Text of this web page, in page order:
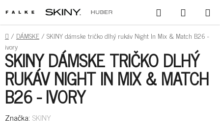
NA
OBSAH
HĽADAŤ
KOŠÍK
DOMOV
/ DÁMSKE/ SKINY dámske tričko dlhý rukáv Night In Mix & Match B26 -
ivory
SKINY DÁMSKE TRIČKO DLHÝ
RUKÁV NIGHT IN MIX & MATCH
B26 - IVORY
Značka: SKINY